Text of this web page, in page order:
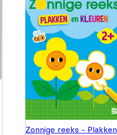
Zonnige reeks - Plakken